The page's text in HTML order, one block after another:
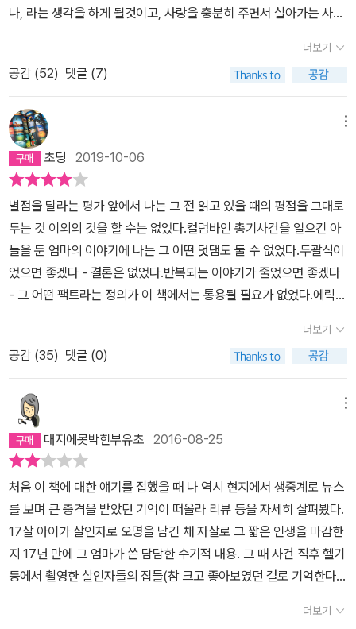
나, 라는 생각을 하게 될것이고, 사랑을 충분히 주면서 살아가는 사람
너무나 당연하게 말하지 않나. 사랑을 받아본 사람이 사랑할 줄 아는
거라고. 나 역시 당연히 그렇게 생각해왔고, 그러므로 '좋은' 부모 밑
에서 안정적으로 자라온 사람이 어떤 사건의 '가해자' 혹은 범죄자가
될 확률은 없을거라고 생각했다. 뒤집어 말하면, 어떤 문제를 일으키
는 사람에 대해 은연중에, 나도 모르게, 불행한 과거를 추측하거나 행
복하지 않은 가정을 짐작하게 된다는 거다. 나쁜 부모가, 불우한 가정
환경이 저 사람을 저렇게 만들었을거야. 내가 이 책을 읽지 않았다면,
나는 아마 앞으로도 그런 생각을 했을 것이다. 이건 너무나 당연한듯
보여서, 1999년 콜럼바인 고등학교 총기난사 사건의 가해자중 한 명
인 '딜런'이 좋은 부모 밑에서 충분한 사랑을 받으며 자랐다는 사실에
대해 나는 놀랄 수밖에 없었다. 인정하기가 매우 힘들기도 했다. 좋은
부모 밑에서, 좋은 가족구성원들 사이에서 자랐는데, 그랬는데도 살
인자가 될 수 있다면, 그게 언제든 내 주변의 일이 될 수도 있는 일이
니까. 그래서 우리는 아마도 화목한 가정에서 자란 아이는 문제가 없
래야 살인과 자살이 내게서부터 먼, 다른 사람의 일이 되는 거니까. 우
리가 우리 가족 안에서 사랑하고 화목하다면, 문제는 우리와 거리를
두게 될테니까.1999년 4월 20일, 에릭 해리스와 딜런 클리볼드는
총과 폭탄으로 무장하고 콜럼바인고등학교에 갔다. 두 사람은 학생
열두 명과 교사 한 명을 살해하고 스물네 명에게 부상을 입힌 다음 스
스로 목숨으 끊었다. 역사상 최악의 학교 총기 난사 사건이었다. (p.2
0)수 클리볼드는 자신의 아들 딜런이 다니는 학교에서 총기난사 사건
이 일어났다는 뉴스를 접하고 아들이 다치면 어쩌나 걱정을 한다. 그
러나 자신의 아들이 총을 쏘는 가해자라는 사실을 알고는 더 큰 절망
런은 총기난사 사건의 가해자였으므로, 희생자와 유족들 그리고 다른
더보기
공감 (52) 댓글 (7)
초딩 2019-10-06
별점을 달라는 평가 앞에서 나는 그 전 읽고 있을 때의 평점을 그대로
두는 것 이외의 것을 할 수는 없었다.컬럼바인 총기사건을 일으킨 아
들을 둔 엄마의 이야기에 나는 그 어떤 덧댐도 둘 수 없었다.두괄식이
었으면 좋겠다 - 결론은 없었다.반복되는 이야기가 줄었으면 좋겠다
- 그 어떤 팩트라는 정의가 이 책에서는 통용될 필요가 없었다.에릭도
대한 주위에는 그런 이해는 없었다. 가혹하게.아들의 변화를 메시지
를 모를 수 있다고하지만, 그래도 그런 사건이 일어나지 않았는가.그
가정에서, 역사상 가장 충격적인 총기 난사 사건이 - 그래도 어쩔 수
없다. 저자가 부모로써 무언가를 더했어야하거나 덜했어야하는 것은,
다른 부모에게는 다행히 나는 그러지 않았네 정도의 일일 뿐이다.미
국에는 총이 있어서 그래서 이렇게 일어나지 않았을까? - 총기가 허
용되지 않았어도 비슷한 처참한 일이 일어나지 않았을까.그 학교가
아니었다면 - 그 학교가 아주 특별한 사회 환경에 있지도 않았다.문
학, 교육, 명상, 경험, 이런 모든 것들은 공감하고 이해하는 것을 존재
이유의 한 큰 틀로 잡고 있다.그래서 '엄마'는 썼다.'엄마'가 자기 '아
들'에 대해 끊임 없이 쓰고, 반복하고, 하소연하고 애절하게 전하고 싶
어 하는 것은, 그 것의 형식이나 기법이나 방법을 탈피하게 한다. 이
책이 소설이 아니라서 나는 더 어렵고 힘들다. 이 책이 전문적으로 직
더보기
공감 (35) 댓글 (0)
대지에못박힌부유초 2016-08-25
처음 이 책에 대한 얘기를 접했을 때 나 역시 현지에서 생중계로 뉴스
를 보며 큰 충격을 받았던 기억이 떠올라 리뷰 등을 자세히 살펴봤다.
17살 아이가 살인자로 오명을 남긴 채 자살로 그 짧은 인생을 마감한
지 17년 만에 그 엄마가 쓴 담담한 수기적 내용. 그 때 사건 직후 헬기
등에서 촬영한 살인자들의 집들(참 크고 좋아보였던 걸로 기억한다),
중산층 백인자녀들이 주로 다니는 학교에서 벌어진 대학살극이었기
더보기